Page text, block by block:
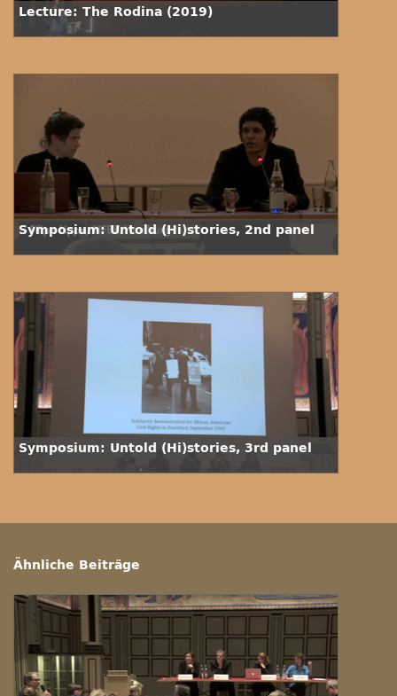
Lecture: The Rodina (2019)
Symposium: Untold (Hi)stories, 2nd panel
Symposium: Untold (Hi)stories, 3rd panel
Ähnliche Beiträge